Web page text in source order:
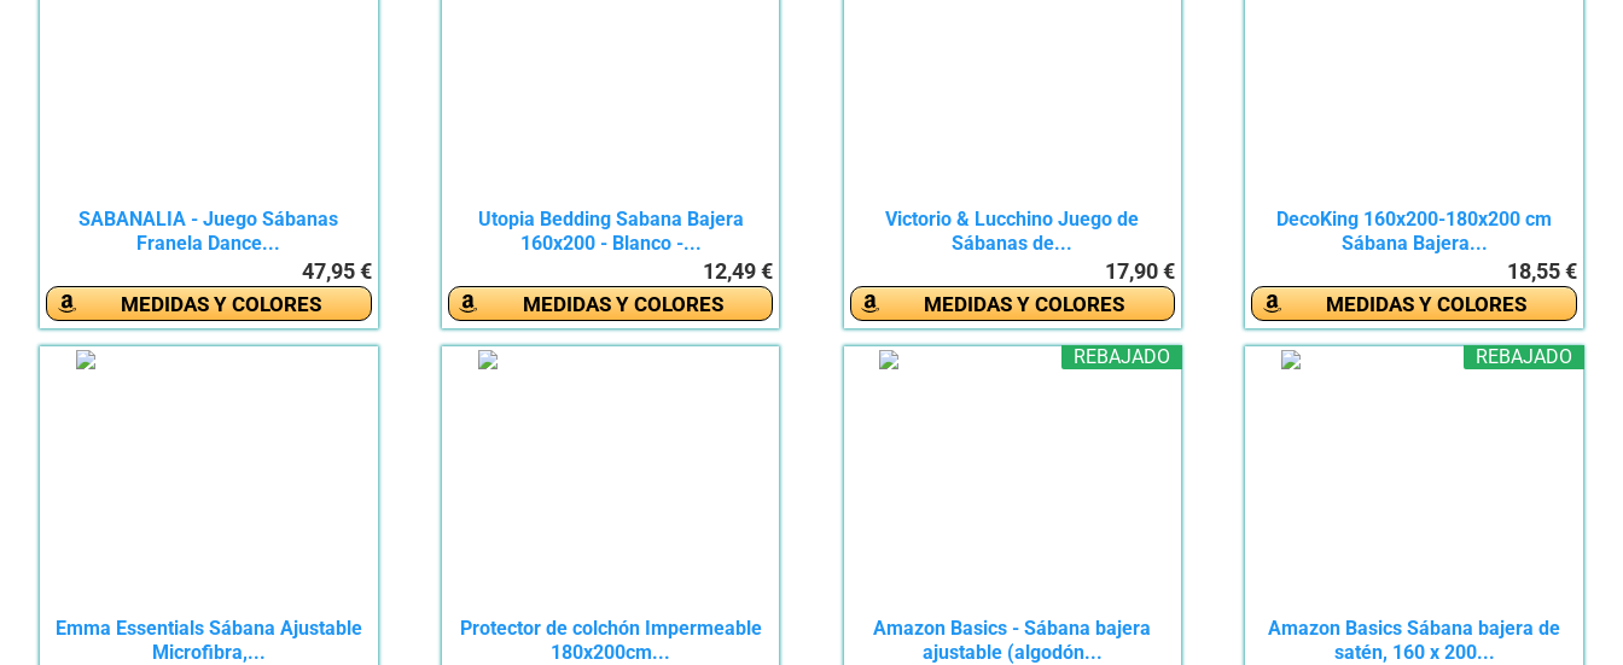
SABANALIA - Juego Sábanas
Franela Dance...
47,95 €
MEDIDAS Y COLORES
Utopia Bedding Sabana Bajera
160x200 - Blanco -...
12,49 €
MEDIDAS Y COLORES
Victorio & Lucchino Juego de
Sábanas de...
17,90 €
MEDIDAS Y COLORES
DecoKing 160x200-180x200 cm
Sábana Bajera...
18,55 €
MEDIDAS Y COLORES
Emma Essentials Sábana Ajustable
Microfibra,...
Protector de colchón Impermeable
180x200cm...
REBAJADO
Amazon Basics - Sábana bajera
ajustable (algodón...
REBAJADO
Amazon Basics Sábana bajera de
satén, 160 x 200...